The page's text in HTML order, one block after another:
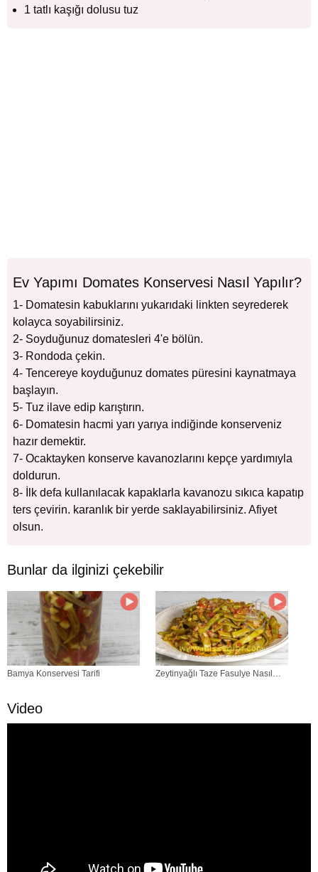
1 tatlı kaşığı dolusu tuz
Ev Yapımı Domates Konservesi Nasıl Yapılır?
1- Domatesin kabuklarını yukarıdaki linkten seyrederek
kolayca soyabilirsiniz.
2- Soyduğunuz domatesleri 4'e bölün.
3- Rondoda çekin.
4- Tencereye koyduğunuz domates püresini kaynatmaya
başlayın.
5- Tuz ilave edip karıştırın.
6- Domatesin hacmi yarı yarıya indiğinde konserveniz
hazır demektir.
7- Ocaktayken konserve kavanozlarını kepçe yardımıyla
doldurun.
8- İlk defa kullanılacak kapaklarla kavanozu sıkıca kapatıp
ters çevirin. karanlık bir yerde saklayabilirsiniz. Afiyet
olsun.
Bunlar da ilginizi çekebilir
Bamya Konservesi Tarifi
Zeytinyağlı Taze Fasulye Nasıl
Video